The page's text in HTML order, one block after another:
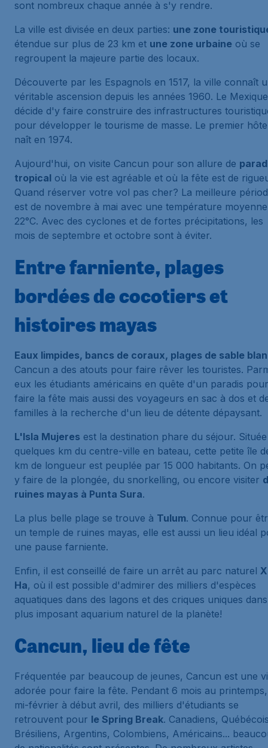
sont nombreux chaque année à s'y rendre.
La ville est divisée en deux parties: une zone
étendue sur plus de 23 km et une zone urbaine où se
regroupent la majeure partie des locaux.
Découverte par les Espagnols en 1517, la ville connaît
véritable ascension depuis les années 1960. Le Mexique
décide d'y faire construire des infrastructures
pour développer le tourisme de masse. Le premier
naît en 1974.
Aujourd'hui, on visite Cancun pour son allure de
tropical où la vie est agréable et où la fête est de
Quand réserver votre vol pas cher? La meilleure
est de novembre à mai avec une température
22°C. Avec des cyclones et de fortes précipitations, les
mois de septembre et octobre sont à éviter.
Entre farniente, plages
bordées de cocotiers et
histoires mayas
Eaux limpides, bancs de coraux, plages de sable
Cancun a des atouts pour faire rêver les touristes.
eux les étudiants américains en quête d'un paradis pour
faire la fête mais aussi des voyageurs en sac à dos et
familles à la recherche d'un lieu de détente dépaysant.
L'Isla Mujeres est la destination phare du séjour.
quelques km du centre-ville en bateau, cette petite île
km de longueur est peuplée par 15 000 habitants. On
y faire de la plongée, du snorkelling, ou encore visiter
ruines mayas à Punta Sura.
La plus belle plage se trouve à Tulum. Connue pour
un temple de ruines mayas, elle est aussi un lieu idéal
une pause farniente.
Enfin, il est conseillé de faire un arrêt au parc naturel
Ha, où il est possible d'admirer des milliers d'espèces
aquatiques dans des lagons et des criques uniques
plus imposant aquarium naturel de la planète!
Cancun, lieu de fête
Fréquentée par beaucoup de jeunes, Cancun est une
adorée pour faire la fête. Pendant 6 mois au
mi-février à début avril, des milliers d'étudiants se
retrouvent pour le Spring Break. Canadiens,
Brésiliens, Argentins, Colombiens, Américains...